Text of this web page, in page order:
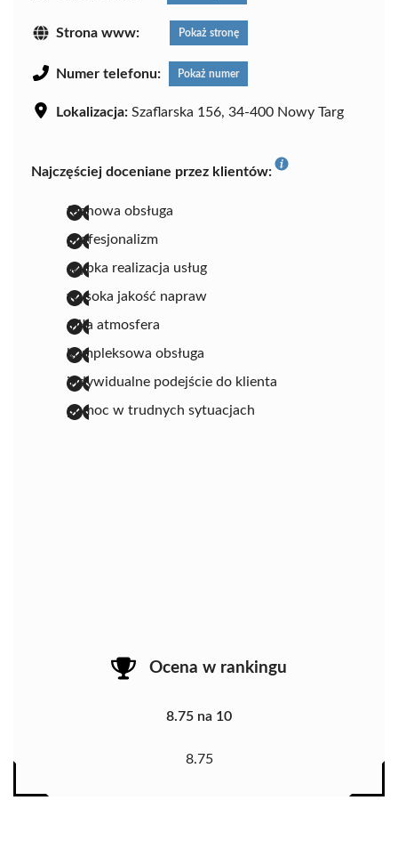
Strona www: Pokaż stronę
Numer telefonu: Pokaż numer
Lokalizacja: Szaflarska 156, 34-400 Nowy Targ
Najczęściej doceniane przez klientów:
fachowa obsługa
profesjonalizm
szybka realizacja usług
wysoka jakość napraw
miła atmosfera
kompleksowa obsługa
indywidualne podejście do klienta
pomoc w trudnych sytuacjach
Ocena w rankingu
8.75 na 10
8.75